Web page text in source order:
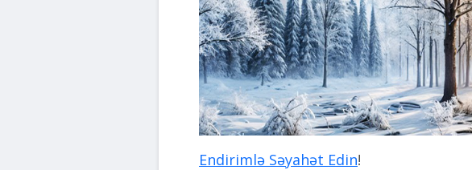
Endirimlə Səyahət Edin!